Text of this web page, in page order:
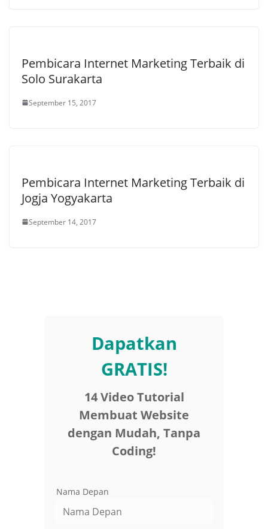
Pembicara Internet Marketing Terbaik di
Solo Surakarta
September 15, 2017
Pembicara Internet Marketing Terbaik di
Jogja Yogyakarta
September 14, 2017
Dapatkan
GRATIS!
14 Video Tutorial
Membuat Website
dengan Mudah, Tanpa
Coding!
Nama Depan